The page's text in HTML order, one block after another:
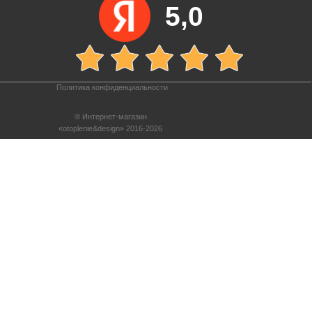
© Интернет-магазин
«otoplenie&design» 2016-2026
Политика конфиденциальности
5,0